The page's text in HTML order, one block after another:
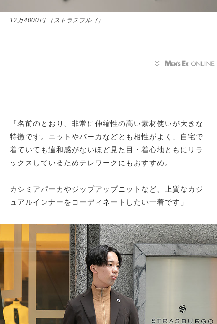
12万4000円 （ストラスブルゴ）
「名前のとおり、非常に伸縮性の高い素材使いが大きな
特徴です。ニットやパーカなどとも相性がよく、自宅で
着ていても違和感がないほど見た目・着心地ともにリラ
ックスしているためテレワークにもおすすめ。
カシミアパーカやジップアップニットなど、上質なカジ
ュアルインナーをコーディネートしたい一着です」